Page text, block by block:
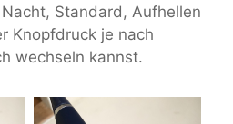
Standard, Aufhellen
Knopfdruck je nach
wechseln kannst.